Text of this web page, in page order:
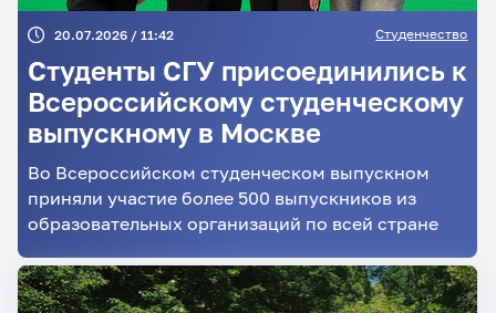
20.07.2026 / 11:42 Студенчество
Студенты СГУ присоединились к
Всероссийскому студенческому
выпускному в Москве
Во Всероссийском студенческом выпускном
приняли участие более 500 выпускников из
образовательных организаций по всей стране